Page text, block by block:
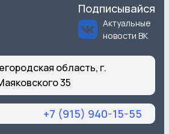
Подписывайся
Актуальные
новости ВК
область, г.
35
+7 (915) 940-15-55